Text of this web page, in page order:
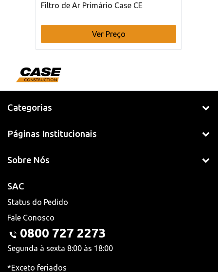
Filtro de Ar Primário Case CE
Ver Preço
Categorias
Páginas Institucionais
Sobre Nós
SAC
Status do Pedido
Fale Conosco
0800 727 2273
Segunda à sexta 8:00 às 18:00
*Exceto feriados